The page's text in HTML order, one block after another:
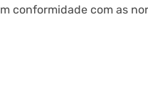
conformidade com as